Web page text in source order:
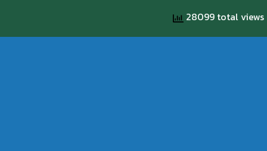
28099 total views